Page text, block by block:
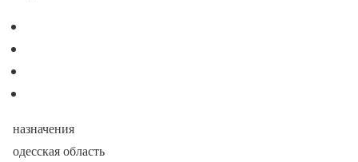
назначения
одесская область